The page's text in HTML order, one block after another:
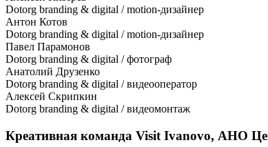
Dotorg branding & digital / motion-дизайнер
Антон Котов
Dotorg branding & digital / motion-дизайнер
Павел Парамонов
Dotorg branding & digital / фотограф
Анатолий Друзенко
Dotorg branding & digital / видеооператор
Алексей Скрипкин
Dotorg branding & digital / видеомонтаж
Креативная команда Visit Ivanovo, АНО